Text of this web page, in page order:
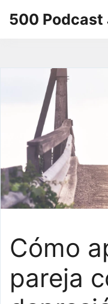
500 Podcast
Cómo
pareja